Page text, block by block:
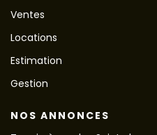
Ventes
Locations
Estimation
Gestion
NOS ANNONCES